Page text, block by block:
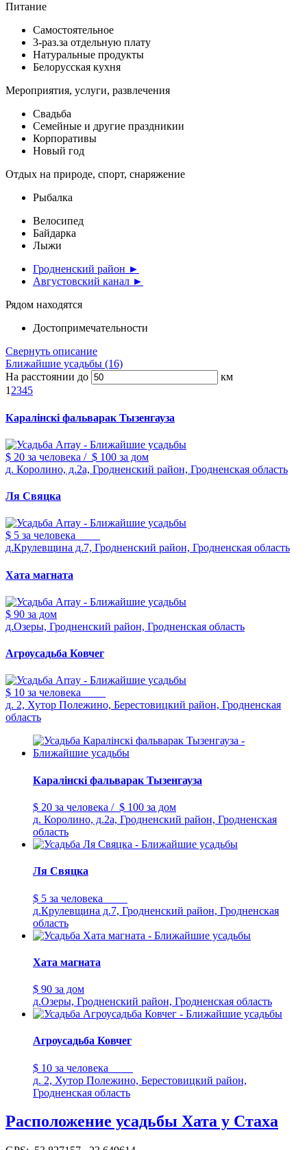
Питание
Самостоятельное
3-раз.за отдельную плату
Натуральные продукты
Белорусская кухня
Мероприятия, услуги, развлечения
Свадьба
Семейные и другие праздникии
Корпоративы
Новый год
Отдых на природе, спорт, снаряжение
Рыбалка
Велосипед
Байдарка
Лыжи
Гродненский район ►
Августовский канал ►
Рядом находятся
Достопримечательности
Свернуть описание
Ближайшие усадьбы (16)
На расстоянии до
км
1 2345
Каралiнскi фальварак Тызенгауза
$ 20 за человека / $ 100 за дом
д. Королино, д.2а, Гродненский район, Гродненская область
Ля Свяцка
$ 5 за человека
д.Крулевщина д.7, Гродненский район, Гродненская область
Хата магната
$ 90 за дом
д.Озеры, Гродненский район, Гродненская область
Агроусадьба Ковчег
$ 10 за человека
д. 2, Хутор Полежино, Берестовицкий район, Гродненская
область
Каралiнскi фальварак Тызенгауза
$ 20 за человека / $ 100 за дом
д. Королино, д.2а, Гродненский район, Гродненская
область
Ля Свяцка
$ 5 за человека
д.Крулевщина д.7, Гродненский район, Гродненская
область
Хата магната
$ 90 за дом
д.Озеры, Гродненский район, Гродненская область
Агроусадьба Ковчег
$ 10 за человека
д. 2, Хутор Полежино, Берестовицкий район,
Гродненская область
Расположение усадьбы Хата у Стаха